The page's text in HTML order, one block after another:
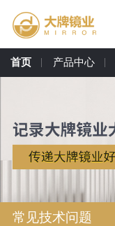
首页 产品中心
常见技术问题